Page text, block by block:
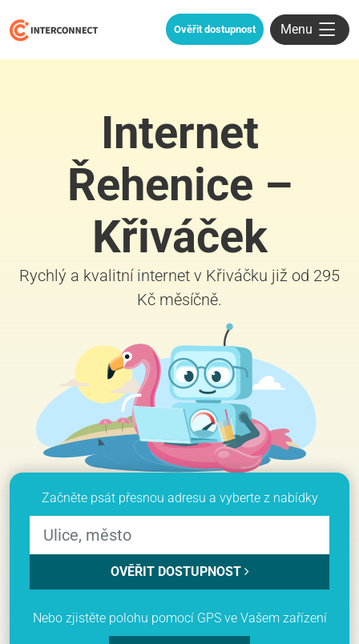
Ověřit dostupnost Menu
Internet
Řehenice –
Křiváček
Rychlý a kvalitní internet v Křiváčku již od 295
Kč měsíčně.
Začněte psát přesnou adresu a vyberte z nabídky
OVĚŘIT DOSTUPNOST
Nebo zjistěte polohu pomocí GPS ve Vašem zařízení